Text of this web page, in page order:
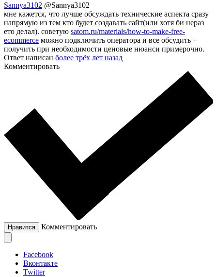
Sannya3102 @Sannya3102
мне кажется, что лучше обсуждать технические аспекта сразу
напрямую из тем кто будет создавать сайт(или хотя би нераз
ето делал). советую satom.ru/materials/how-to-make-free-
ecommerce можно подключить оператора и все обсудить +
получить при необходимости ценовые нюанси примерочно.
Ответ написан более трёх лет назад
Комментировать
Нравится Комментировать
Facebook
Вконтакте
Twitter